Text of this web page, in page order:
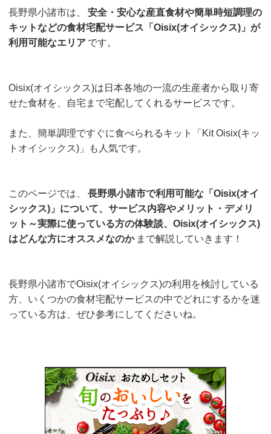
長野県小諸市は、
安全・安心な産直食材や簡単時短調理の
キットなどの食材宅配サービス「Oisix(オイシックス)」が
利用可能なエリア です。
Oisix(オイシックス)は日本各地の一流の生産者から取り寄
せた食材を、自宅まで宅配してくれるサービスです。
また、簡単調理ですぐに食べられるキット「Kit Oisix(キッ
トオイシックス)」も人気です。
このページでは、
長野県小諸市で利用可能な「Oisix(オイ
シックス)」について、サービス内容やメリット・デメリ
ット～実際に使っている方の体験談、Oisix(オイシックス)
はどんな方にオススメなのか まで解説していきます！
長野県小諸市でOisix(オイシックス)の利用を検討している
方、いくつかの食材宅配サービスの中でどれにするかを迷
っている方は、ぜひ参考にしてくださいね。